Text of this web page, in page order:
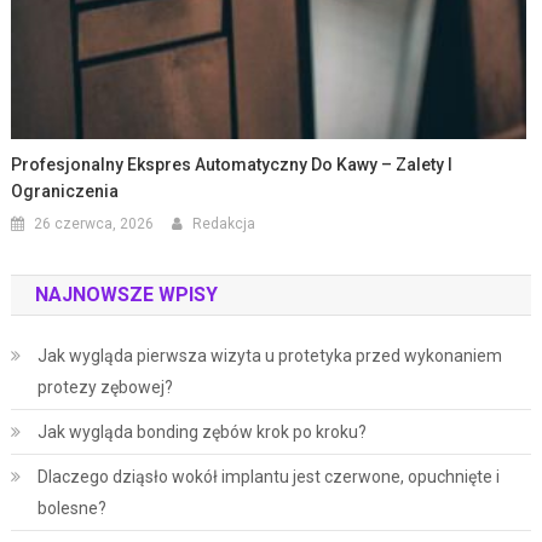
Profesjonalny Ekspres Automatyczny Do Kawy – Zalety I
Ograniczenia
26 czerwca, 2026 Redakcja
NAJNOWSZE WPISY
Jak wygląda pierwsza wizyta u protetyka przed wykonaniem
protezy zębowej?
Jak wygląda bonding zębów krok po kroku?
Dlaczego dziąsło wokół implantu jest czerwone, opuchnięte i
bolesne?